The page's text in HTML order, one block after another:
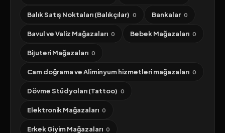
Balık Satış Noktaları (Balıkçılar) 0 Bankalar 0
Bavul ve Valiz Mağazaları 0 Bebek Mağazaları 0
Bijuteri Mağazaları 0
Cam doğrama ve Aliminyum hizmetleri mağazaları 0
Dövme Stüdyoları (Tattoo) 0
Elektronik Mağazaları 0
Erkek Giyim Mağazaları 0